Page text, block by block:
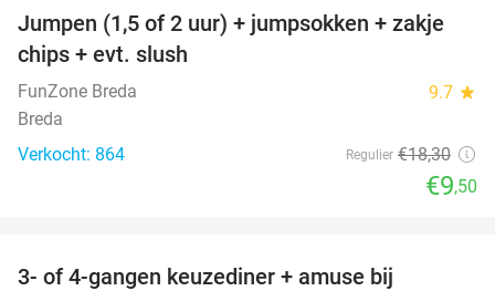
48%
Jumpen (1,5 of 2 uur) + jumpsokken + zakje
chips + evt. slush
FunZone Breda 9.7 star
Breda
Verkocht: 864
Regulier €18,30
€9,50
3- of 4-gangen keuzediner + amuse bij